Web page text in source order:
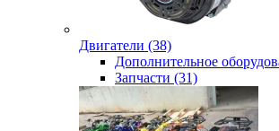
Двигатели (38)
Дополнительное
Запчасти (31)